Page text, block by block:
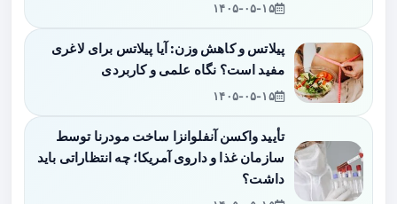
۱۴۰۵-۰۵-۱۵
پیلاتس و کاهش وزن: آیا پیلاتس برای لاغری
مفید است؟ نگاه علمی و کاربردی
۱۴۰۵-۰۵-۱۵
تأیید واکسن آنفلوانزا ساخت مودرنا توسط
سازمان غذا و داروی آمریکا؛ چه انتظاراتی باید
داشت؟